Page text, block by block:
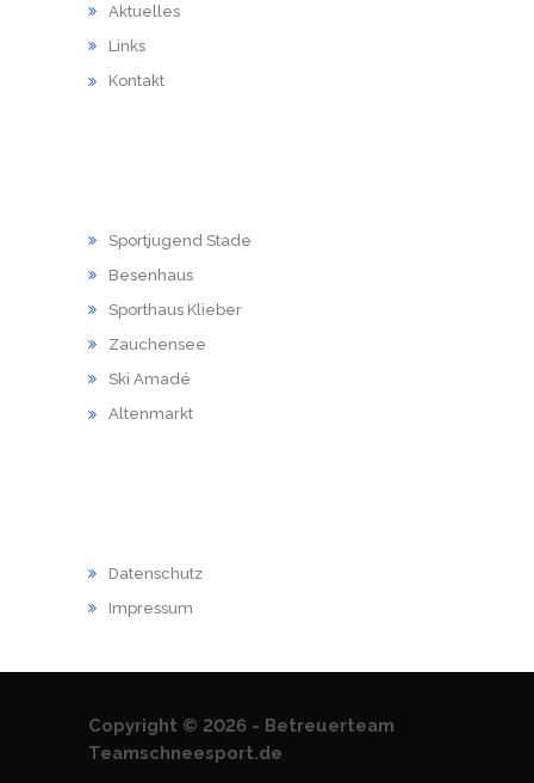
Aktuelles
Links
Kontakt
Sportjugend Stade
Besenhaus
Sporthaus Klieber
Zauchensee
Ski Amadé
Altenmarkt
Datenschutz
Impressum
Copyright © 2026 - Betreuerteam
Teamschneesport.de